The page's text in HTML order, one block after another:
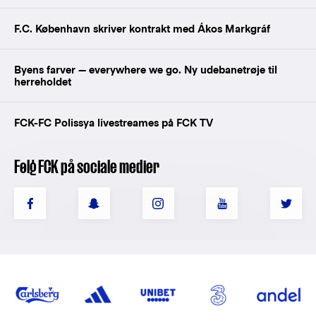
F.C. København skriver kontrakt med Ákos Markgráf
Byens farver — everywhere we go. Ny udebanetrøje til
herreholdet
FCK-FC Polissya livestreames på FCK TV
Følg FCK på sociale medier